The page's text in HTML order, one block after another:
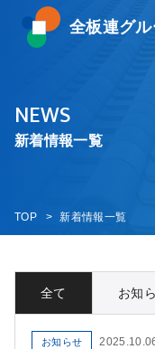
全板連グ
NEWS
新着情報一覧
TOP 新着情報一覧
全て お知
お知らせ